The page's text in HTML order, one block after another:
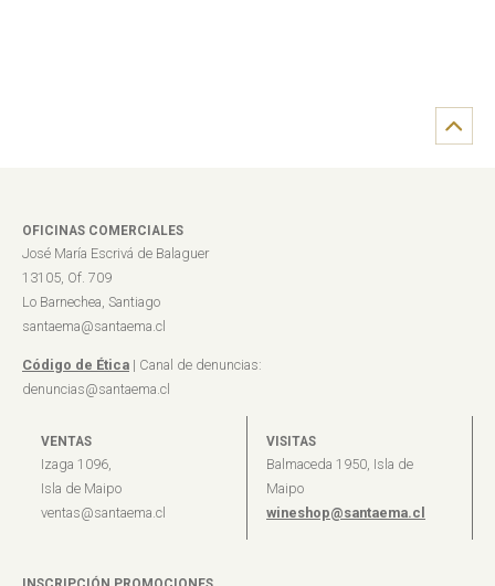
OFICINAS COMERCIALES
José María Escrivá de Balaguer
13105, Of. 709
Lo Barnechea, Santiago
santaema@santaema.cl
Código de Ética | Canal de denuncias:
denuncias@santaema.cl
VENTAS
Izaga 1096,
Isla de Maipo
ventas@santaema.cl
VISITAS
Balmaceda 1950, Isla de
Maipo
wineshop@santaema.cl